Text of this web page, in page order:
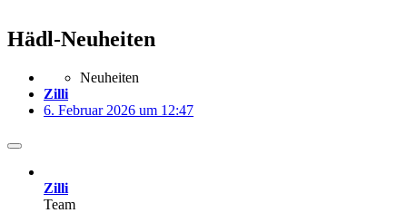
Hädl-Neuheiten
Neuheiten
Zilli
6. Februar 2026 um 12:47
Zilli
Team